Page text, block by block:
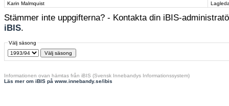
Karin Malmquist
Stämmer inte uppgifterna? - Kontakta din iBIS-
iBIS.
Välj säsong
Informationen ovan hämtas från iBIS (Svensk Innebandys Informationssystem)
Läs mer om iBIS på www.innebandy.se/ibis